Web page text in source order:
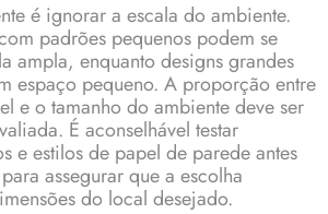
é ignorar a escala do ambiente.
padrões pequenos podem se
ampla, enquanto designs grandes
espaço pequeno. A proporção entre
e o tamanho do ambiente deve ser
É aconselhável testar
e estilos de papel de parede antes
assegurar que a escolha
do local desejado.